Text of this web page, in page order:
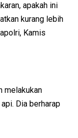
apakah ini
kurang lebih
Kamis
melakukan
Dia berharap